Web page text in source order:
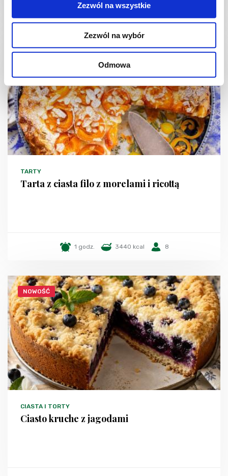
Zezwól na wszystkie
Zezwól na wybór
Odmowa
4897 kcal
TARTY
Tarta z ciasta filo z morelami i ricottą
1 godz. 3440 kcal 8
NOWOŚĆ
CIASTA I TORTY
Ciasto kruche z jagodami